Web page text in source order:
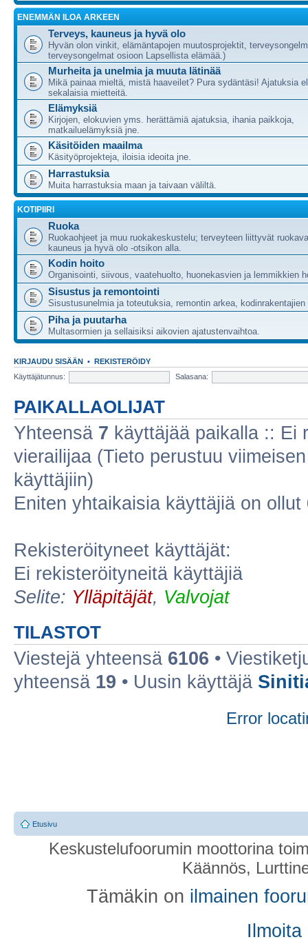
ENEMMÄN ILOA ARKEEN
Terveys, kauneus ja hyvä olo
Hyvän olon vinkit, elämäntapojen muutosprojektit,
terveysongelmat osioon Lapsellista elämää.)
Murheita ja unelmia ja muuta lätinää
Mikä painaa mieltä, mistä haaveilet? Pura sydäntäsi! Ajatuksia
sekalaisia mietteitä.
Elämyksiä
Kirjojen, elokuvien yms. herättämiä ajatuksia, ihania paikkoja,
matkailuelämyksiä jne.
Käsitöiden maailma
Käsityöprojekteja, iloisia ideoita jne.
Harrastuksia
Muita harrastuksia maan ja taivaan väliltä.
KOTIPIIRI
Ruoka
Ruokaohjeet ja muu ruokakeskustelu; terveyteen liittyvät
kauneus ja hyvä olo -otsikon alla.
Kodin hoito
Organisointi, siivous, vaatehuolto, huonekasvien ja lemmikkien
Sisustus ja remontointi
Sisustusunelmia ja toteutuksia, remontin arkea,
Piha ja puutarha
Multasormien ja sellaisiksi aikovien ajatustenvaihtoa.
KIRJAUDU SISÄÄN • REKISTERÖIDY
Käyttäjätunnus:
Salasana:
PAIKALLAOLIJAT
Yhteensä 7 käyttäjää paikalla :: Ei
vierailijaa (Tieto perustuu
käyttäjiin)
Eniten yhtaikaisia käyttäjiä on ollut
Rekisteröityneet käyttäjät:
Ei rekisteröityneitä käyttäjiä
Selite: Ylläpitäjät, Valvojat
TILASTOT
Viestejä yhteensä 6106 •
yhteensä 19 • Uusin käyttäjä
Error
Etusivu
Keskustelufoorumin moottorina
Käännös,
Tämäkin on ilmainen